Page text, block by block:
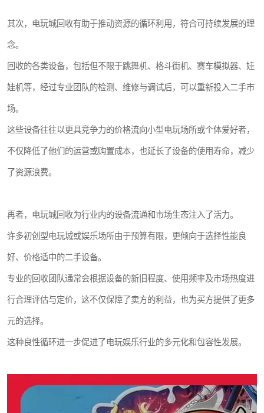
其次，电玩城回收有助于推动资源的循环利用，符合可持续发展的理
念。
回收的各类设备，包括但不限于跳舞机、格斗街机、赛车模拟器、娃
娃机等，经过专业团队的检测、维修与调试后，可以重新投入二手市
场。
这些设备往往以更具竞争力的价格流向小型电玩场所或个体爱好者，
不仅降低了他们的运营或购置成本，也延长了设备的使用寿命，减少
了资源浪费。
再者，电玩城回收为行业内的设备流通和市场生态注入了活力。
许多初创型电玩城或娱乐场所由于预算有限，更倾向于选择性能良
好、价格适中的二手设备。
专业的回收团队通常会根据设备的新旧程度、使用频率及市场热度进
行合理评估与定价，这不仅保障了卖方的利益，也为买方提供了更多
元的选择。
这种良性循环进一步促进了电玩娱乐行业的多元化和包容性发展。